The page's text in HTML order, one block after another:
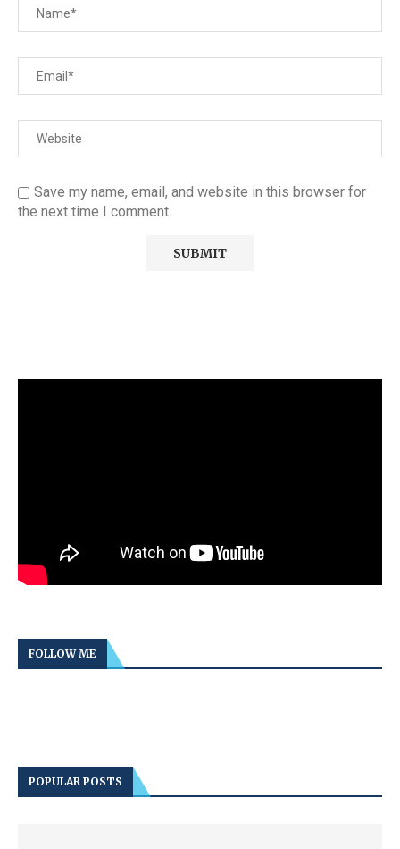
Save my name, email, and website in this browser for
the next time I comment.
FOLLOW ME
POPULAR POSTS